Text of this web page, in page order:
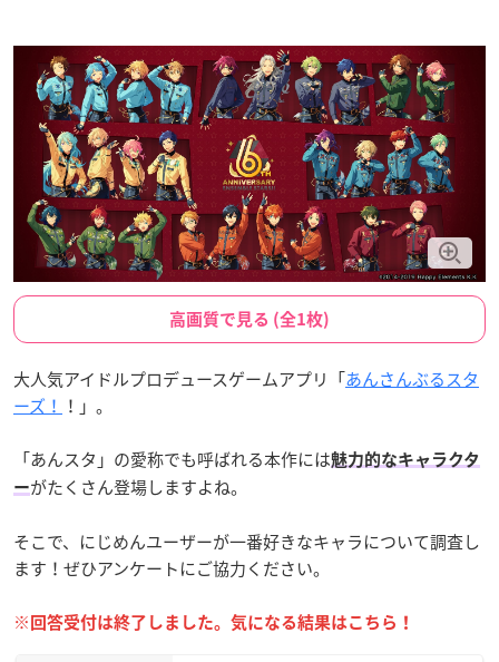
高画質で見る (全1枚)
大人気アイドルプロデュースゲームアプリ「あんさんぶるスタ
ーズ！ ！」。
「あんスタ」の愛称でも呼ばれる本作には魅力的なキャラクタ
ーがたくさん登場しますよね。
そこで、にじめんユーザーが一番好きなキャラについて調査し
ます！ぜひアンケートにご協力ください。
※回答受付は終了しました。気になる結果はこちら！